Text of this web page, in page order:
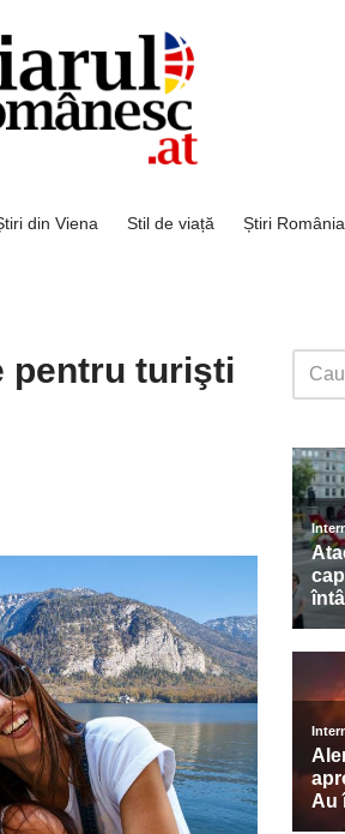
din Viena Stil de viață Știri România
pentru turişti